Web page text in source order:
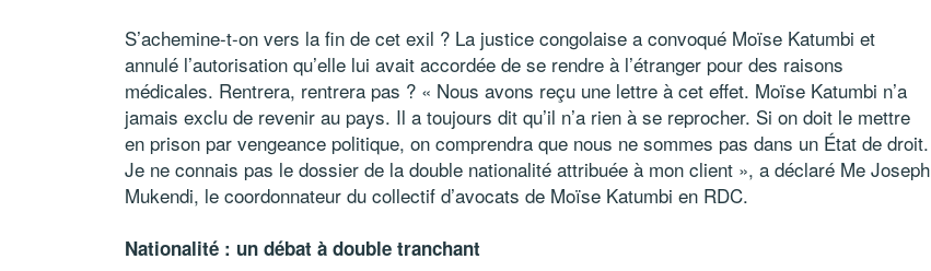
S’achemine-t-on vers la fin de cet exil ? La justice congolaise a convoqué Moïse Katumbi et
annulé l’autorisation qu’elle lui avait accordée de se rendre à l’étranger pour des raisons
médicales. Rentrera, rentrera pas ? « Nous avons reçu une lettre à cet effet. Moïse Katumbi n’a
jamais exclu de revenir au pays. Il a toujours dit qu’il n’a rien à se reprocher. Si on doit le mettre
en prison par vengeance politique, on comprendra que nous ne sommes pas dans un État de droit.
Je ne connais pas le dossier de la double nationalité attribuée à mon client », a déclaré Me Joseph
Mukendi, le coordonnateur du collectif d’avocats de Moïse Katumbi en RDC.
Nationalité : un débat à double tranchant